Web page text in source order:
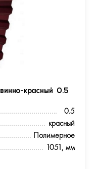
красный 0.5
0.5
красный
Полимерное
1051, мм